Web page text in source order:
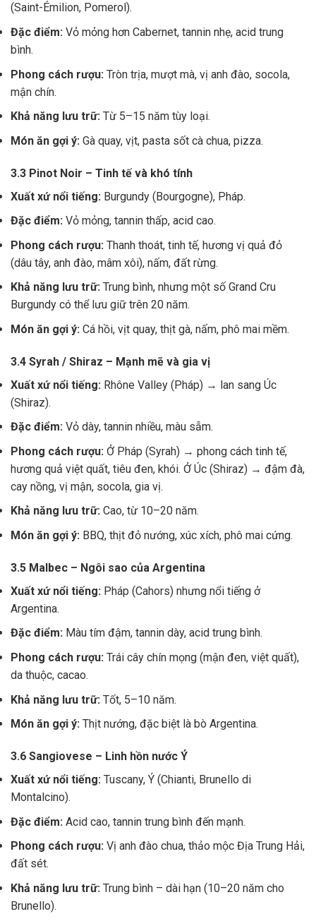
(Saint-Émilion, Pomerol).
Đặc điểm: Vỏ mỏng hơn Cabernet, tannin nhẹ, acid trung
bình.
Phong cách rượu: Tròn trịa, mượt mà, vị anh đào, socola,
mận chín.
Khả năng lưu trữ: Từ 5–15 năm tùy loại.
Món ăn gợi ý: Gà quay, vịt, pasta sốt cà chua, pizza.
3.3 Pinot Noir – Tinh tế và khó tính
Xuất xứ nổi tiếng: Burgundy (Bourgogne), Pháp.
Đặc điểm: Vỏ mỏng, tannin thấp, acid cao.
Phong cách rượu: Thanh thoát, tinh tế, hương vị quả đỏ
(dâu tây, anh đào, mâm xôi), nấm, đất rừng.
Khả năng lưu trữ: Trung bình, nhưng một số Grand Cru
Burgundy có thể lưu giữ trên 20 năm.
Món ăn gợi ý: Cá hồi, vịt quay, thịt gà, nấm, phô mai mềm.
3.4 Syrah / Shiraz – Mạnh mẽ và gia vị
Xuất xứ nổi tiếng: Rhône Valley (Pháp) → lan sang Úc
(Shiraz).
Đặc điểm: Vỏ dày, tannin nhiều, màu sẫm.
Phong cách rượu: Ở Pháp (Syrah) → phong cách tinh tế,
hương quả việt quất, tiêu đen, khói. Ở Úc (Shiraz) → đậm đà,
cay nồng, vị mận, socola, gia vị.
Khả năng lưu trữ: Cao, từ 10–20 năm.
Món ăn gợi ý: BBQ, thịt đỏ nướng, xúc xích, phô mai cứng.
3.5 Malbec – Ngôi sao của Argentina
Xuất xứ nổi tiếng: Pháp (Cahors) nhưng nổi tiếng ở
Argentina.
Đặc điểm: Màu tím đậm, tannin dày, acid trung bình.
Phong cách rượu: Trái cây chín mọng (mận đen, việt quất),
da thuộc, cacao.
Khả năng lưu trữ: Tốt, 5–10 năm.
Món ăn gợi ý: Thịt nướng, đặc biệt là bò Argentina.
3.6 Sangiovese – Linh hồn nước Ý
Xuất xứ nổi tiếng: Tuscany, Ý (Chianti, Brunello di
Montalcino).
Đặc điểm: Acid cao, tannin trung bình đến mạnh.
Phong cách rượu: Vị anh đào chua, thảo mộc Địa Trung Hải,
đất sét.
Khả năng lưu trữ: Trung bình – dài hạn (10–20 năm cho
Brunello).